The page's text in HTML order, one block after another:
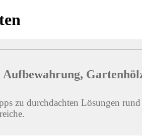
GmbH Kunststoffvertrieb
Aufbewahrung,
zu durchdachten Lösungen